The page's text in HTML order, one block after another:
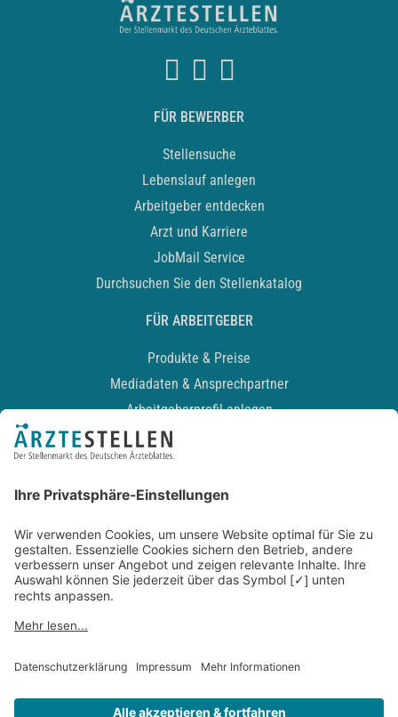
FÜR BEWERBER
Stellensuche
Lebenslauf anlegen
Arbeitgeber entdecken
Arzt und Karriere
JobMail Service
Durchsuchen Sie den Stellenkatalog
FÜR ARBEITGEBER
Produkte & Preise
Mediadaten & Ansprechpartner
Arbeitgeberprofil anlegen
Recruiting-Podcast
Kontakt
Datenschutz
Newsletter